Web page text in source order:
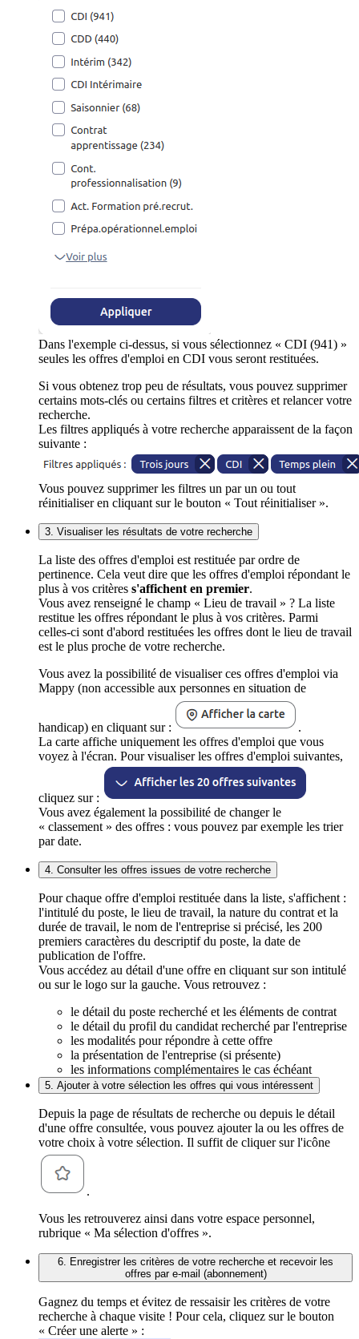
Dans l'exemple ci-dessus, si vous sélectionnez « CDI (941) »
seules les offres d'emploi en CDI vous seront restituées.
Si vous obtenez trop peu de résultats, vous pouvez supprimer
certains mots-clés ou certains filtres et critères et relancer votre
recherche.
Les filtres appliqués à votre recherche apparaissent de la façon
suivante :
Vous pouvez supprimer les filtres un par un ou tout
réinitialiser en cliquant sur le bouton « Tout réinitialiser ».
3. Visualiser les résultats de votre recherche
La liste des offres d'emploi est restituée par ordre de
pertinence. Cela veut dire que les offres d'emploi répondant le
plus à vos critères s'affichent en premier.
Vous avez renseigné le champ « Lieu de travail » ? La liste
restitue les offres répondant le plus à vos critères. Parmi
celles-ci sont d'abord restituées les offres dont le lieu de travail
est le plus proche de votre recherche.
Vous avez la possibilité de visualiser ces offres d'emploi via
Mappy (non accessible aux personnes en situation de
handicap) en cliquant sur :
.
La carte affiche uniquement les offres d'emploi que vous
voyez à l'écran. Pour visualiser les offres d'emploi suivantes,
cliquez sur :
Vous avez également la possibilité de changer le
« classement » des offres : vous pouvez par exemple les trier
par date.
4. Consulter les offres issues de votre recherche
Pour chaque offre d'emploi restituée dans la liste, s'affichent :
l'intitulé du poste, le lieu de travail, la nature du contrat et la
durée de travail, le nom de l'entreprise si précisé, les 200
premiers caractères du descriptif du poste, la date de
publication de l'offre.
Vous accédez au détail d'une offre en cliquant sur son intitulé
ou sur le logo sur la gauche. Vous retrouvez :
le détail du poste recherché et les éléments de contrat
le détail du profil du candidat recherché par l'entreprise
les modalités pour répondre à cette offre
la présentation de l'entreprise (si présente)
les informations complémentaires le cas échéant
5. Ajouter à votre sélection les offres qui vous intéressent
Depuis la page de résultats de recherche ou depuis le détail
d'une offre consultée, vous pouvez ajouter la ou les offres de
votre choix à votre sélection. Il suffit de cliquer sur l'icône
.
Vous les retrouverez ainsi dans votre espace personnel,
rubrique « Ma sélection d'offres ».
6. Enregistrer les critères de votre recherche et recevoir les
offres par e-mail (abonnement)
Gagnez du temps et évitez de ressaisir les critères de votre
recherche à chaque visite ! Pour cela, cliquez sur le bouton
« Créer une alerte » :